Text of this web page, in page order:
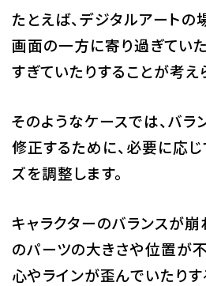
たとえば、デジタルアート
画面の一方に寄り過ぎてい
すぎていたりすることが考え
そのようなケースでは、バ
修正するために、必要に応
ズを調整します。
キャラクターのバランスが
のパーツの大きさや位置が
心やラインが歪んでいたり